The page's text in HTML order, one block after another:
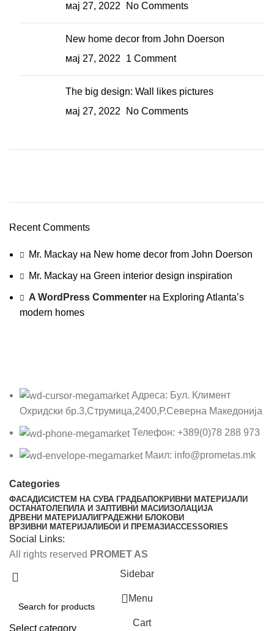
мај 27, 2022
No Comments
New home decor from John Doerson
мај 27, 2022
1 Comment
The big design: Wall likes pictures
мај 27, 2022
No Comments
Recent Comments
Mr. Mackay на New home decor from John Doerson
Mr. Mackay на Green interior design inspiration
A WordPress Commenter на Exploring Atlanta’s
modern homes
Адреса: Бул. Климент
Охридски бр.3,Струмица,2400,Р.Северна Македонија
Телефон: +389(0)78 288 973
Маил: info@prometas.mk
Categories
ФАСАДИСИСТЕМ НА СУВА ГРАДБАПОКРИВНИ МАТЕРИЈАЛИ
ОСТАНАТОЛЕПИЛА И ЗАПТИВНИ МАСИ ИЗОЛАЦИЈА
ДРВЕНИ МАТЕРИЈАЛИ ГРАДЕЖНИ БЛОКОВИ
ВРЗИВНИ МАТЕРИЈАЛИ БОИ И ПРЕМАЗИACCESSORIES
Social Links:
All rights reserved PROMET AS
Select category
Sidebar
Menu
Cart